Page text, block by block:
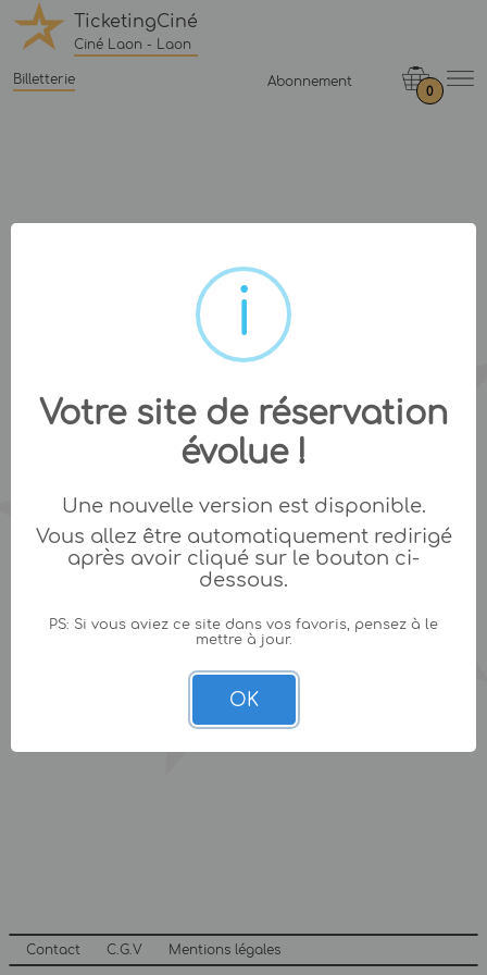
TicketingCiné
Ciné Laon - Laon
Billetterie Abonnement
0
Contact C.G.V Mentions légales
Votre site de réservation
évolue !
Une nouvelle version est disponible.
Vous allez être automatiquement redirigé
après avoir cliqué sur le bouton ci-
dessous.
PS: Si vous aviez ce site dans vos favoris, pensez à le
mettre à jour.
OK